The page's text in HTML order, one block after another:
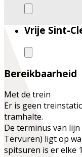
Vrije Sint-
Bereikbaarheid
Met de trein
Er is geen
tramhalte.
De terminus van
Tervuren) ligt op
spitsuren is er elke